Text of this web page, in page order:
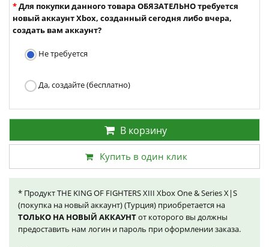
Для покупки данного товара ОБЯЗАТЕЛЬНО требуется
новый аккаунт Xbox, созданный сегодня либо вчера,
создать вам аккаунт?
Не требуется
Да, создайте (бесплатно)
В корзину
Купить в один клик
* Продукт THE KING OF FIGHTERS XIII Xbox One & Series X|S
(покупка на новый аккаунт) (Турция) приобретается на
ТОЛЬКО НА НОВЫЙ АККАУНТот которого вы должны
предоставить нам логин и пароль при оформлении заказа.